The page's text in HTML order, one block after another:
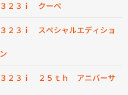
３２３ｉ クーペ
３２３ｉ スペシャルエディショ
ン
３２３ｉ ２５ｔｈ アニバーサ